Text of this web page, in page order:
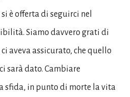
è offerta di seguirci nel
Siamo davvero grati di
aveva assicurato, che quello
sarà dato. Cambiare
sfida, in punto di morte la vita